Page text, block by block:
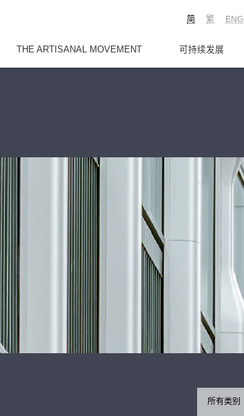
ENG
繁
简
THE ARTISANAL MOVEMENT 可持续发展
所有类别